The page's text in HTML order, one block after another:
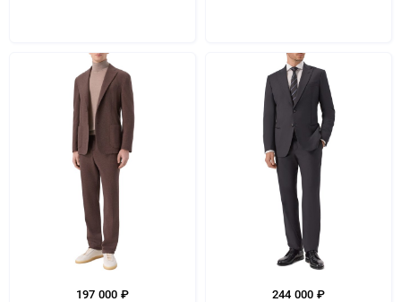
197 000 ₽ 244 000 ₽